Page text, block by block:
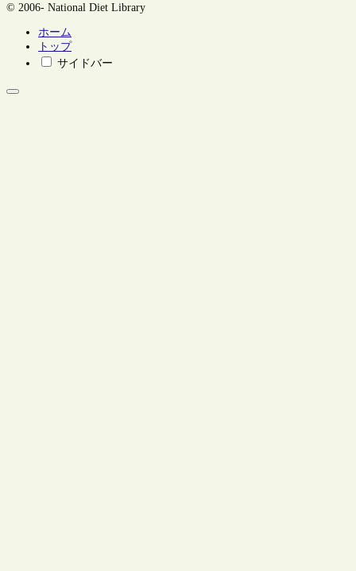
© 2006- National Diet Library
ホーム
トップ
サイドバー